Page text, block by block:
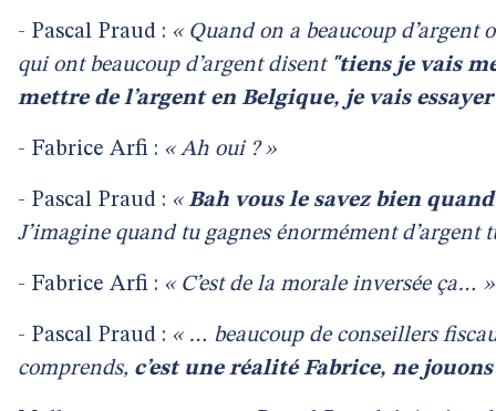
- Pascal Praud : « Quand on a beaucoup d’argent
qui ont beaucoup d’argent disent "tiens je vais
mettre de l’argent en Belgique, je vais
- Fabrice Arfi : « Ah oui ? »
- Pascal Praud : «Bah vous le savez bien
J’imagine quand tu gagnes énormément d’argent
- Fabrice Arfi : « C’est de la morale inversée ça… »
- Pascal Praud : « … beaucoup de conseillers
comprends, c’est une réalité Fabrice, ne